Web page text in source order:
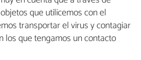
que utilicemos con el
transportar el virus y contagiar
los que tengamos un contacto